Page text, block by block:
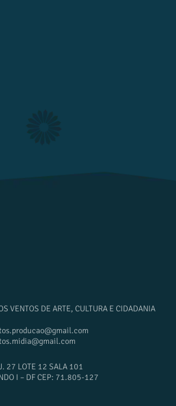
VENTOS DE ARTE, CULTURA E CIDADANIA
27 LOTE 12 SALA 101
I – DF CEP: 71.805-127